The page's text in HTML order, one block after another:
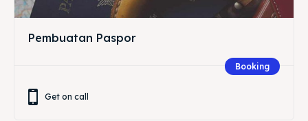
Pembuatan Paspor
Booking
Get on call